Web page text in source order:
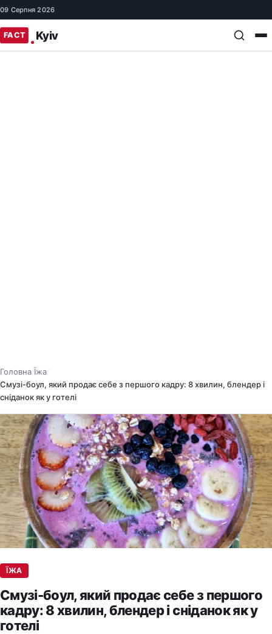
09 Серпня 2026
Головна/Їжа/
Смузі-боул, який продає себе з першого кадру: 8 хвилин, блендер і
сніданок як у готелі
ЇЖА
Смузі-боул, який продає себе з першого
кадру: 8 хвилин, блендер і сніданок як у
готелі